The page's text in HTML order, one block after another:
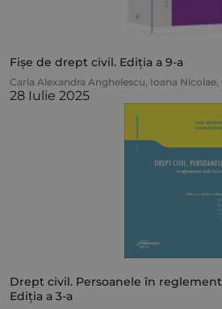
Fișe de drept civil. Ediția a 9-a
Carla Alexandra Anghelescu, Ioana Nicolae,
28 Iulie 2025
Drept civil. Persoanele în
Ediția a 3-a